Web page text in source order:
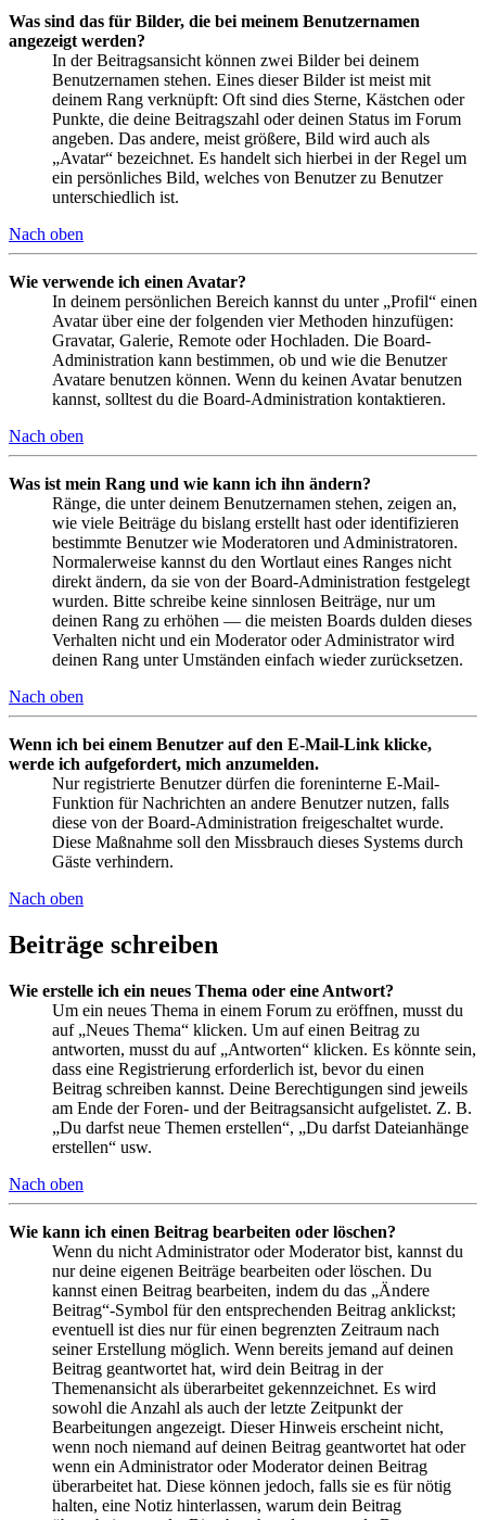
Was sind das für Bilder, die bei meinem Benutzernamen
angezeigt werden?
In der Beitragsansicht können zwei Bilder bei deinem
Benutzernamen stehen. Eines dieser Bilder ist meist mit
deinem Rang verknüpft: Oft sind dies Sterne, Kästchen oder
Punkte, die deine Beitragszahl oder deinen Status im Forum
angeben. Das andere, meist größere, Bild wird auch als
„Avatar“ bezeichnet. Es handelt sich hierbei in der Regel um
ein persönliches Bild, welches von Benutzer zu Benutzer
unterschiedlich ist.
Nach oben
Wie verwende ich einen Avatar?
In deinem persönlichen Bereich kannst du unter „Profil“ einen
Avatar über eine der folgenden vier Methoden hinzufügen:
Gravatar, Galerie, Remote oder Hochladen. Die Board-
Administration kann bestimmen, ob und wie die Benutzer
Avatare benutzen können. Wenn du keinen Avatar benutzen
kannst, solltest du die Board-Administration kontaktieren.
Nach oben
Was ist mein Rang und wie kann ich ihn ändern?
Ränge, die unter deinem Benutzernamen stehen, zeigen an,
wie viele Beiträge du bislang erstellt hast oder identifizieren
bestimmte Benutzer wie Moderatoren und Administratoren.
Normalerweise kannst du den Wortlaut eines Ranges nicht
direkt ändern, da sie von der Board-Administration festgelegt
wurden. Bitte schreibe keine sinnlosen Beiträge, nur um
deinen Rang zu erhöhen — die meisten Boards dulden dieses
Verhalten nicht und ein Moderator oder Administrator wird
deinen Rang unter Umständen einfach wieder zurücksetzen.
Nach oben
Wenn ich bei einem Benutzer auf den E-Mail-Link klicke,
werde ich aufgefordert, mich anzumelden.
Nur registrierte Benutzer dürfen die foreninterne E-Mail-
Funktion für Nachrichten an andere Benutzer nutzen, falls
diese von der Board-Administration freigeschaltet wurde.
Diese Maßnahme soll den Missbrauch dieses Systems durch
Gäste verhindern.
Nach oben
Beiträge schreiben
Wie erstelle ich ein neues Thema oder eine Antwort?
Um ein neues Thema in einem Forum zu eröffnen, musst du
auf „Neues Thema“ klicken. Um auf einen Beitrag zu
antworten, musst du auf „Antworten“ klicken. Es könnte sein,
dass eine Registrierung erforderlich ist, bevor du einen
Beitrag schreiben kannst. Deine Berechtigungen sind jeweils
am Ende der Foren- und der Beitragsansicht aufgelistet. Z. B.
„Du darfst neue Themen erstellen“, „Du darfst Dateianhänge
erstellen“ usw.
Nach oben
Wie kann ich einen Beitrag bearbeiten oder löschen?
Wenn du nicht Administrator oder Moderator bist, kannst du
nur deine eigenen Beiträge bearbeiten oder löschen. Du
kannst einen Beitrag bearbeiten, indem du das „Ändere
Beitrag“-Symbol für den entsprechenden Beitrag anklickst;
eventuell ist dies nur für einen begrenzten Zeitraum nach
seiner Erstellung möglich. Wenn bereits jemand auf deinen
Beitrag geantwortet hat, wird dein Beitrag in der
Themenansicht als überarbeitet gekennzeichnet. Es wird
sowohl die Anzahl als auch der letzte Zeitpunkt der
Bearbeitungen angezeigt. Dieser Hinweis erscheint nicht,
wenn noch niemand auf deinen Beitrag geantwortet hat oder
wenn ein Administrator oder Moderator deinen Beitrag
überarbeitet hat. Diese können jedoch, falls sie es für nötig
halten, eine Notiz hinterlassen, warum dein Beitrag